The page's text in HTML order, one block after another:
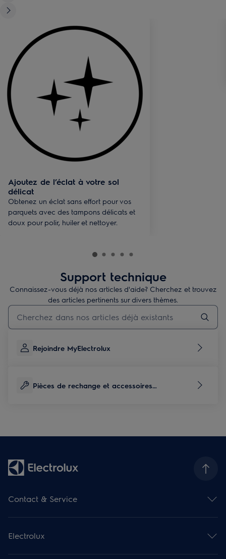
Ajoutez de l’éclat à votre sol
délicat
Obtenez un éclat sans effort pour vos
parquets avec des tampons délicats et
doux pour polir, huiler et nettoyer.
Support technique
Connaissez-vous déjà nos articles d'aide? Cherchez et trouvez
des articles pertinents sur divers thèmes.
Taper pour rechercher des articles de conseils
Rejoindre MyElectrolux
Pièces de rechange et accessoires
Contact & Service
Aperçu des services
Service de réparation
Prolongation de garantie
Electrolux